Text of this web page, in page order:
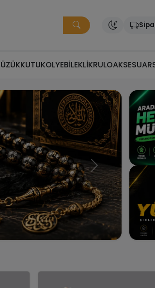
KUTUKOLYEBİLEKLİKRULOAKSESUAR
Doğru Tesbih